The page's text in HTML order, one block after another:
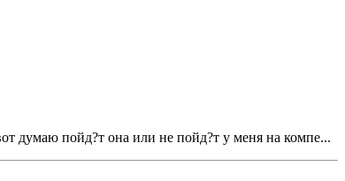
думаю пойд?т она или не пойд?т у меня на компе...